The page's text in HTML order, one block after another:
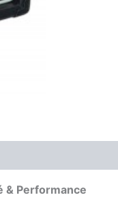
& Performance